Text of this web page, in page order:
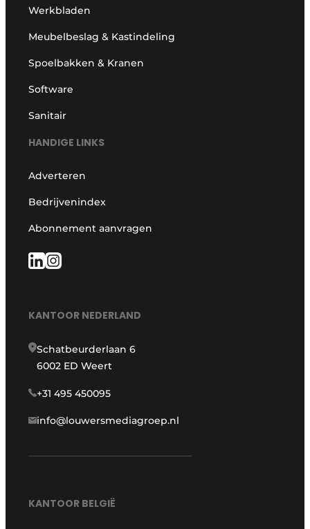
Werkbladen
Meubelbeslag & Kastindeling
Spoelbakken & Kranen
Software
Sanitair
HANDIGE LINKS
Adverteren
Bedrijvenindex
Abonnement aanvragen
KANTOOR NEDERLAND
Schatbeurderlaan 6
6002 ED Weert
+31 495 450095
info@louwersmediagroep.nl
KANTOOR BELGIË